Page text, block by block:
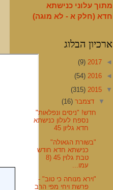
מתוך עלוני כנישתא
חדא (חלק א - לא מוגה)
ארכיון הבלוג
◄
2017
(9)
◄
2016
(54)
▼
2015
(315)
▼דצמבר(16)
חדש! "ניסים ונפלאות"
נספח לעלון כנישתא
חדא גליון 45
"בשורת הגאולה"
כנישתא חדא חודש
טבת גלוין 45 (8
עמו...
"וירא מנוחה כי טוב" -
פרשת ויחי מפי הרב